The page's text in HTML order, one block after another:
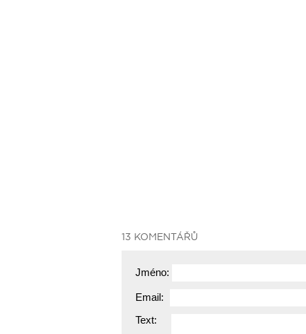
13 KOMENTÁŘŮ
Jméno:
Email:
Text: